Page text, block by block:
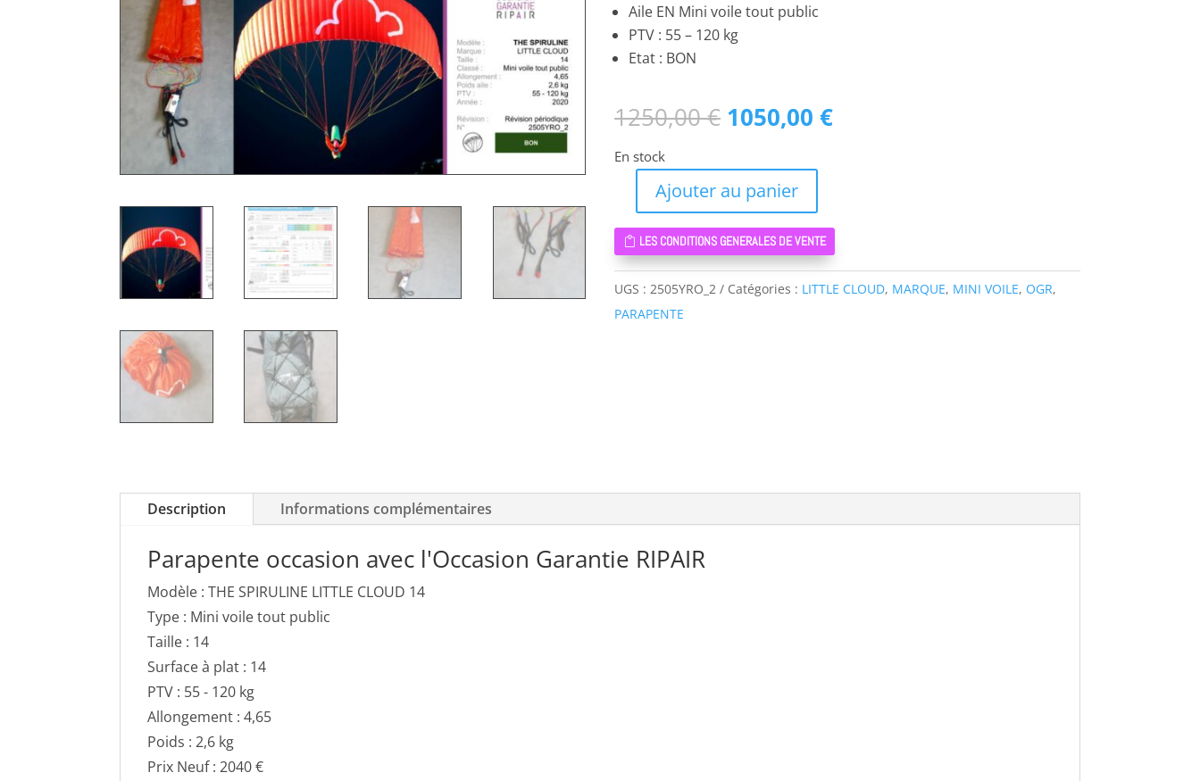
Aile EN Mini voile tout public
PTV : 55 – 120 kg
Etat : BON
1250,00€ Le
initial
était :
1250,00 €.
1050,00€Le
En stock
quantité
de
THE
SPIRULINE
Ajouter au panier
LES CONDITIONS GENERALES DE VENTE
UGS : 2505YRO_2 Catégories : LITTLE CLOUD, MARQUE, MINI VOILE, OGR,
PARAPENTE
Description Informations complémentaires
Parapente occasion avec l'Occasion Garantie RIPAIR
Modèle : THE SPIRULINE LITTLE CLOUD 14
Type : Mini voile tout public
Taille : 14
Surface à plat : 14
PTV : 55 - 120 kg
Allongement : 4,65
Poids : 2,6 kg
Prix Neuf : 2040 €